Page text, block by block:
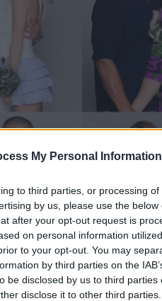
My Personal Information
to third parties, or processing
by us, please use the
after your opt-out request is
on personal information
to your opt-out. You may
by third parties on the
be disclosed by us to third parties
disclose it to other third parties.